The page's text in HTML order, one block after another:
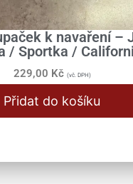
k navaření –
/ Sportka /
229,00 Kč (vč. DPH)
Přidat do košíku